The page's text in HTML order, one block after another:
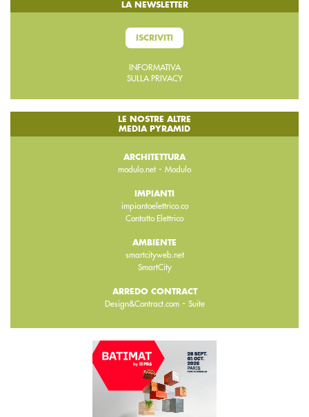
LA NEWSLETTER
ISCRIVITI
INFORMATIVA
SULLA PRIVACY
LE NOSTRE ALTRE
MEDIA PYRAMID
ARCHITETTURA
modulo.net - Modulo
IMPIANTI
impiantoelettrico.co
Contatto Elettrico
AMBIENTE
smartcityweb.net
SmartCity
ARREDO CONTRACT
Design&Contract.com- Suite